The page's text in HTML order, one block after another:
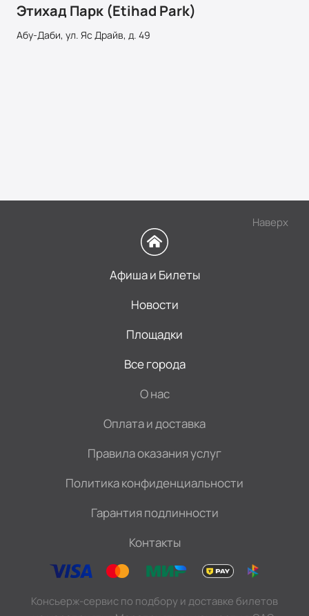
Этихад Парк (Etihad Park)
Абу-Даби, ул. Яс Драйв, д. 49
Наверх
Афиша и Билеты
Новости
Площадки
Все города
О нас
Оплата и доставка
Правила оказания услуг
Политика конфиденциальности
Гарантия подлинности
Контакты
Консьерж-сервис по подбору и доставке билетов